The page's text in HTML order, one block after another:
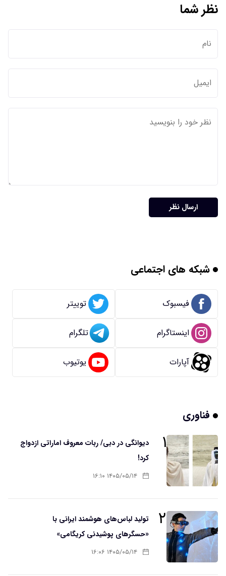
نظر شما
ارسال نظر
شبکه های اجتماعی
فیسبوک توییتر
اینستاگرام تلگرام
آپارات یوتیوب
فناوری
۱
دیوانگی در دبی/ ربات معروف اماراتی ازدواج
کرد!
۱۴۰۵/۰۵/۱۴ ۱۶:۱۰
۲
تولید لباس‌های هوشمند ایرانی با
«حسگرهای پوشیدنی کریگامی»
۱۴۰۵/۰۵/۱۴ ۱۶:۰۶